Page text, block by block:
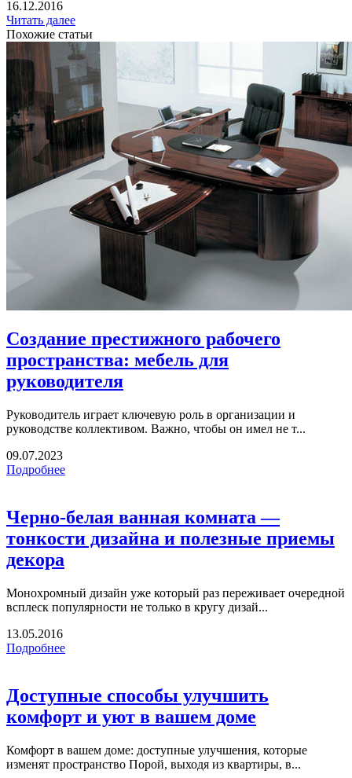
16.12.2016
Читать далее
Похожие статьи
Создание престижного рабочего
пространства: мебель для
руководителя
Руководитель играет ключевую роль в организации и
руководстве коллективом. Важно, чтобы он имел не т...
09.07.2023
Подробнее
Черно-белая ванная комната —
тонкости дизайна и полезные приемы
декора
Монохромный дизайн уже который раз переживает очередной
всплеск популярности не только в кругу дизай...
13.05.2016
Подробнее
Доступные способы улучшить
комфорт и уют в вашем доме
Комфорт в вашем доме: доступные улучшения, которые
изменят пространство Порой, выходя из квартиры, в...